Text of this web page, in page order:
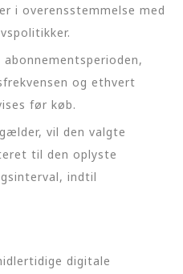
i overensstemmelse med
og ethvert
før køb.
vil den valgte
til den oplyste
indtil
digitale